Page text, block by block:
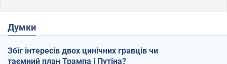
Думки
Збіг інтересів двох цинічних гравців чи
таємний план Трампа і Путіна?